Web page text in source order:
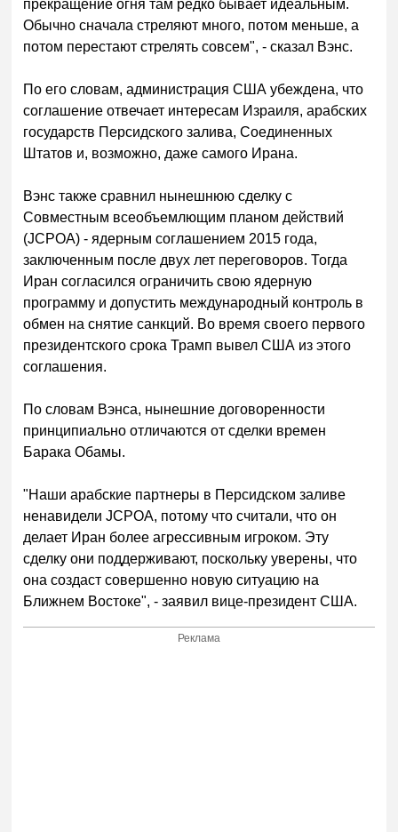
прекращение огня там редко бывает идеальным.
Обычно сначала стреляют много, потом меньше, а
потом перестают стрелять совсем", - сказал Вэнс.
По его словам, администрация США убеждена, что
соглашение отвечает интересам Израиля, арабских
государств Персидского залива, Соединенных
Штатов и, возможно, даже самого Ирана.
Вэнс также сравнил нынешнюю сделку с
Совместным всеобъемлющим планом действий
(JCPOA) - ядерным соглашением 2015 года,
заключенным после двух лет переговоров. Тогда
Иран согласился ограничить свою ядерную
программу и допустить международный контроль в
обмен на снятие санкций. Во время своего первого
президентского срока Трамп вывел США из этого
соглашения.
По словам Вэнса, нынешние договоренности
принципиально отличаются от сделки времен
Барака Обамы.
"Наши арабские партнеры в Персидском заливе
ненавидели JCPOA, потому что считали, что он
делает Иран более агрессивным игроком. Эту
сделку они поддерживают, поскольку уверены, что
она создаст совершенно новую ситуацию на
Ближнем Востоке", - заявил вице-президент США.
Реклама